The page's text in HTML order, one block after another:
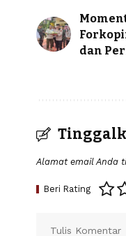
dan
Alamat email Anda
Beri Rating